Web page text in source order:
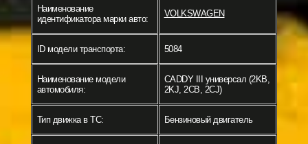
Наименование
идентификатора марки авто:
VOLKSWAGEN
ID модели транспорта: 5084
Наименование модели
автомобиля:
CADDY III универсал (2KB,
2KJ, 2CB, 2CJ)
Тип движка в ТС: Бензиновый двигатель